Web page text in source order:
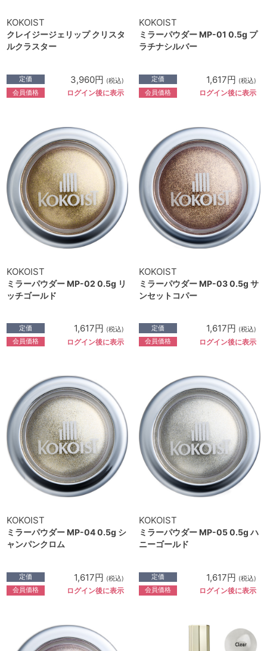
KOKOIST
クレイジージェリップ クリスタ
ルクラスター
定価 3,960円 (税込)
会員価格 ログイン後に表示
KOKOIST
ミラーパウダー MP-01 0.5g プ
ラチナシルバー
定価 1,617円 (税込)
会員価格 ログイン後に表示
KOKOIST
ミラーパウダー MP-02 0.5g リ
ッチゴールド
定価 1,617円 (税込)
会員価格 ログイン後に表示
KOKOIST
ミラーパウダー MP-03 0.5g サ
ンセットコパー
定価 1,617円 (税込)
会員価格 ログイン後に表示
KOKOIST
ミラーパウダー MP-04 0.5g シ
ャンパンクロム
定価 1,617円 (税込)
会員価格 ログイン後に表示
KOKOIST
ミラーパウダー MP-05 0.5g ハ
ニーゴールド
定価 1,617円 (税込)
会員価格 ログイン後に表示